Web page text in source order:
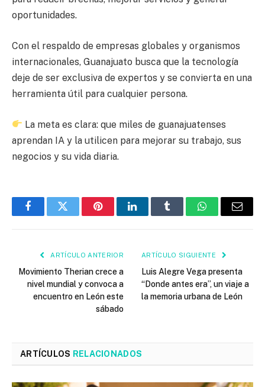
oportunidades.
Con el respaldo de empresas globales y organismos
internacionales, Guanajuato busca que la tecnología
deje de ser exclusiva de expertos y se convierta en una
herramienta útil para cualquier persona.
La meta es clara: que miles de guanajuatenses
aprendan IA y la utilicen para mejorar su trabajo, sus
negocios y su vida diaria.
FacebookTwitter PinterestLinkedInTumblr WhatsAppEmail
ARTÍCULO ANTERIOR
Movimiento Therian crece a
nivel mundial y convoca a
encuentro en León este
sábado
ARTÍCULO SIGUIENTE
Luis Alegre Vega presenta
“Donde antes era”, un viaje a
la memoria urbana de León
ARTÍCULOS RELACIONADOS